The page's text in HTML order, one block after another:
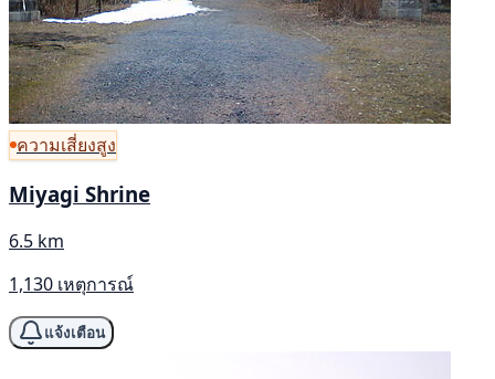
ความเสี่ยงสูง
Miyagi Shrine
6.5 km
1,130 เหตุการณ์
แจ้งเตือน